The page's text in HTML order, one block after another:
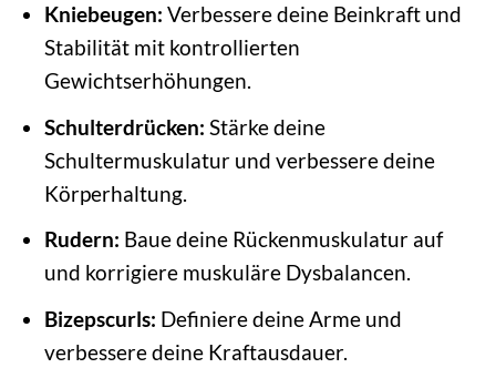
Kniebeugen: Verbessere deine Beinkraft und
Stabilität mit kontrollierten
Gewichtserhöhungen.
Schulterdrücken: Stärke deine
Schultermuskulatur und verbessere deine
Körperhaltung.
Rudern: Baue deine Rückenmuskulatur auf
und korrigiere muskuläre Dysbalancen.
Bizepscurls: Definiere deine Arme und
verbessere deine Kraftausdauer.